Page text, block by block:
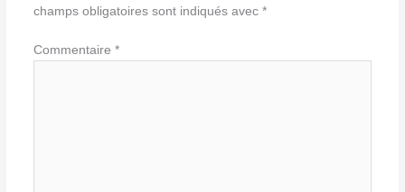
champs obligatoires sont indiqués avec *
Commentaire *